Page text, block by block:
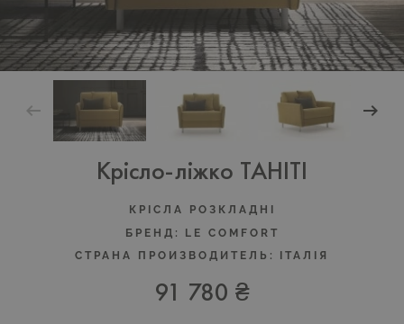
Крісло-ліжко TAHITI
КРІСЛА РОЗКЛАДНІ
БРЕНД:
LE COMFORT
СТРАНА ПРОИЗВОДИТЕЛЬ:
ІТАЛІЯ
91 780 ₴